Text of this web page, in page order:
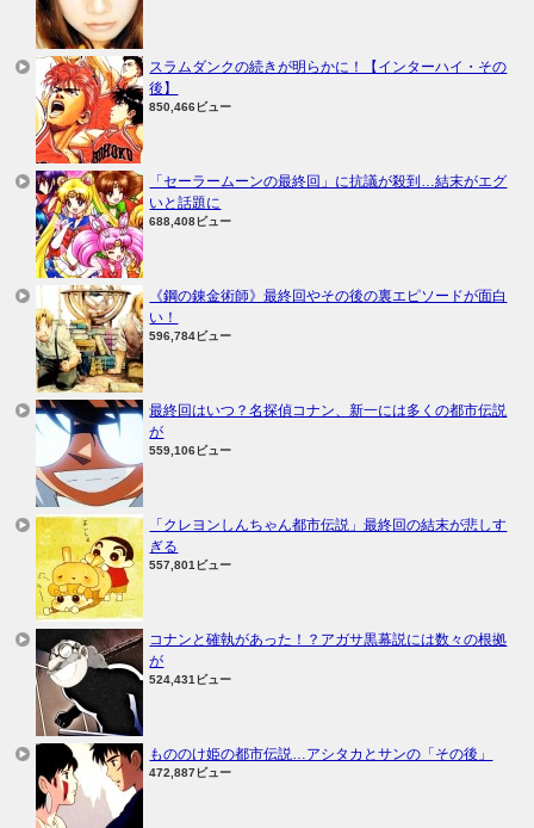
スラムダンクの続きが明らかに！【インターハイ・その
後】
850,466ビュー
「セーラームーンの最終回」に抗議が殺到…結末がエグ
いと話題に
688,408ビュー
《鋼の錬金術師》最終回やその後の裏エピソードが面白
い！
596,784ビュー
最終回はいつ？名探偵コナン、新一には多くの都市伝説
が
559,106ビュー
「クレヨンしんちゃん都市伝説」最終回の結末が悲しす
ぎる
557,801ビュー
コナンと確執があった！？アガサ黒幕説には数々の根拠
が
524,431ビュー
もののけ姫の都市伝説…アシタカとサンの「その後」
472,887ビュー